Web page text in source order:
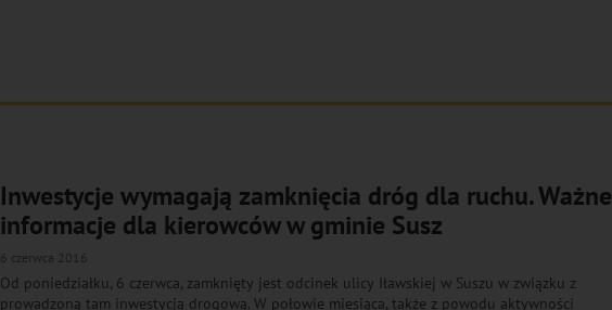
Inwestycje wymagają zamknięcia dróg dla ruchu. Ważne
informacje dla kierowców w gminie Susz
6 czerwca 2016
Od poniedziałku, 6 czerwca, zamknięty jest odcinek ulicy Iławskiej w Suszu w związku z
prowadzoną tam inwestycją drogową. W połowie miesiąca, także z powodu aktywności